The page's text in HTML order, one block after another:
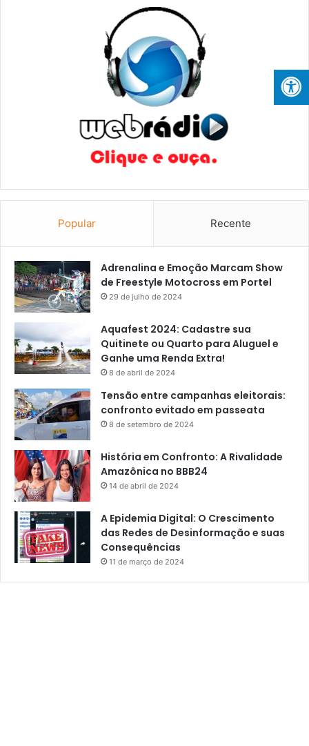
Popular Recente
Adrenalina e Emoção Marcam Show
de Freestyle Motocross em Portel
29 de julho de 2024
Aquafest 2024: Cadastre sua
Quitinete ou Quarto para Aluguel e
Ganhe uma Renda Extra!
8 de abril de 2024
Tensão entre campanhas eleitorais:
confronto evitado em passeata
8 de setembro de 2024
História em Confronto: A Rivalidade
Amazônica no BBB24
14 de abril de 2024
A Epidemia Digital: O Crescimento
das Redes de Desinformação e suas
Consequências
11 de março de 2024